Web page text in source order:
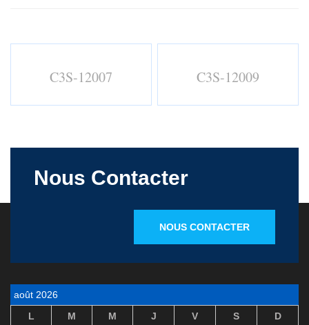
C3S-12007 C3S-12009
Nous Contacter
NOUS CONTACTER
août 2026
L
M M J V S
D